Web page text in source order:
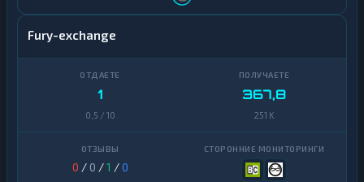
Fury-exchange
1
0,5 / 10
367,8
251 K
0 / 0 /1 /0